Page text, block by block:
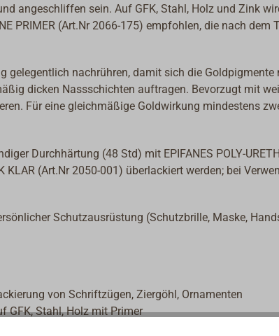
angeschliffen sein. Auf GFK, Stahl, Holz und Zink
PRIMER (Art.Nr 2066-175) empfohlen, die nach dem
gelegentlich nachrühren, damit sich die Goldpigmente
dicken Nassschichten auftragen. Bevorzugt mit
Für eine gleichmäßige Goldwirkung mindestens
Durchhärtung (48 Std) mit EPIFANES POLY-
KLAR (Art.Nr 2050-001) überlackiert werden; bei
Schutzausrüstung (Schutzbrille, Maske,
von Schriftzügen, Ziergöhl, Ornamenten
GFK, Stahl, Holz mit Primer
MARINE PRIMER, WASHPRIMER AQ